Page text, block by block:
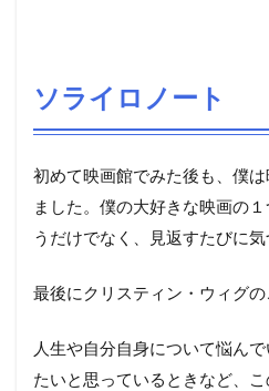
ソライロノート
初めて映画館でみた後も、僕
ました。僕の大好きな映画の
うだけでなく、見返すたびに気
最後にクリスティン・ウィグの
人生や自分自身について悩ん
たいと思っているときなど、